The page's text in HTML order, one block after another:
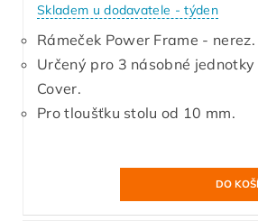
Skladem u dodavatele - týden
Rámeček Power Frame - nerez.
Určený pro 3 násobné
Cover.
Pro tloušťku stolu od 10 mm.